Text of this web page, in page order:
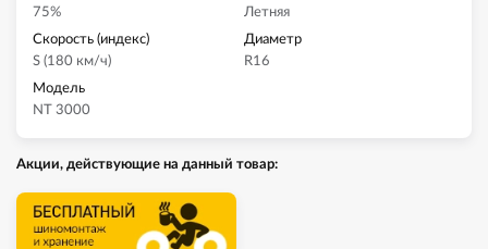
75%
Летняя
Скорость (индекс)
S (180 км/ч)
Диаметр
R16
Модель
NT 3000
Акции, действующие на данный товар: